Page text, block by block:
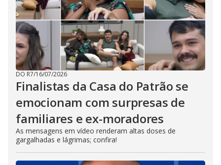
DO R7/16/07/2026
Finalistas da Casa do Patrão se
emocionam com surpresas de
familiares e ex-moradores
As mensagens em vídeo renderam altas doses de
gargalhadas e lágrimas; confira!